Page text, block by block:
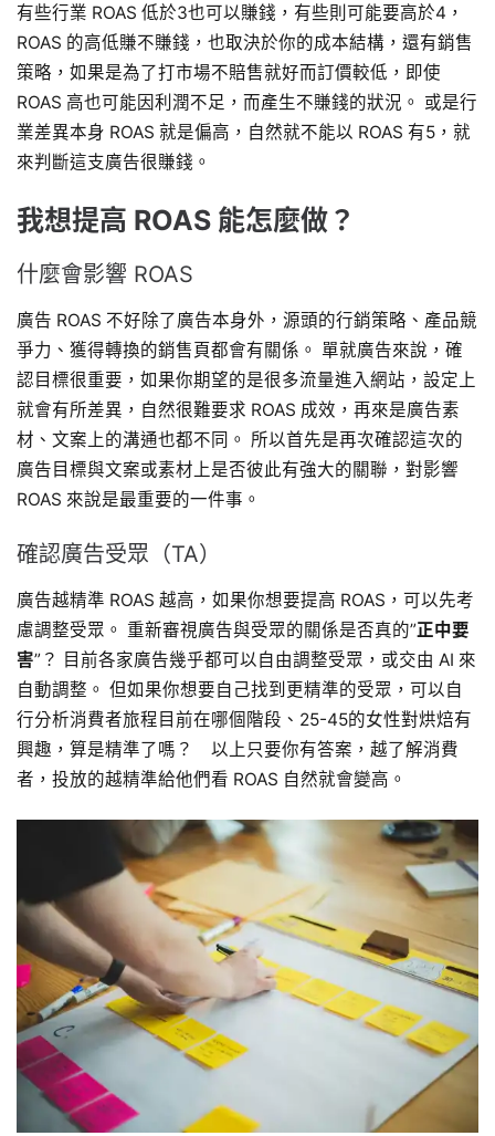
有些行業 ROAS 低於3也可以賺錢，有些則可能要高於4，
ROAS 的高低賺不賺錢，也取決於你的成本結構，還有銷售
策略，如果是為了打市場不賠售就好而訂價較低，即使
ROAS 高也可能因利潤不足，而產生不賺錢的狀況。 或是行
業差異本身 ROAS 就是偏高，自然就不能以 ROAS 有5，就
來判斷這支廣告很賺錢。
我想提高 ROAS 能怎麼做？
什麼會影響 ROAS
廣告 ROAS 不好除了廣告本身外，源頭的行銷策略、產品競
爭力、獲得轉換的銷售頁都會有關係。 單就廣告來說，確
認目標很重要，如果你期望的是很多流量進入網站，設定上
就會有所差異，自然很難要求 ROAS 成效，再來是廣告素
材、文案上的溝通也都不同。 所以首先是再次確認這次的
廣告目標與文案或素材上是否彼此有強大的關聯，對影響
ROAS 來說是最重要的一件事。
確認廣告受眾（TA）
廣告越精準 ROAS 越高，如果你想要提高 ROAS，可以先考
慮調整受眾。 重新審視廣告與受眾的關係是否真的”正中要
害”？ 目前各家廣告幾乎都可以自由調整受眾，或交由 AI 來
自動調整。 但如果你想要自己找到更精準的受眾，可以自
行分析消費者旅程目前在哪個階段、25-45的女性對烘焙有
興趣，算是精準了嗎？ 以上只要你有答案，越了解消費
者，投放的越精準給他們看 ROAS 自然就會變高。